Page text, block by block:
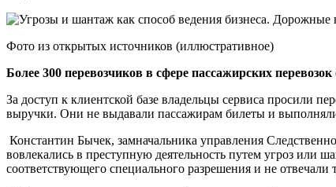
Фото из открытых источников (иллюстративное)
Более 300 перевозчиков в сфере пассажирских
За доступ к клиентской базе владельцы сервиса просили
выручки. Они не выдавали пассажирам билеты и
Константин Бычек, замначальника управления
вовлекались в преступную деятельность путем угроз или
соответствующего специального разрешения и не